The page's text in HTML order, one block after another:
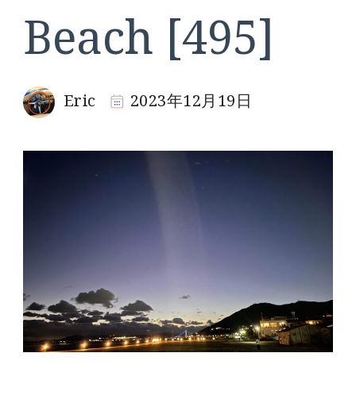
Beach [495]
Eric 2023年12月19日